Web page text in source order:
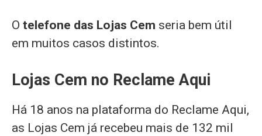
O telefone das Lojas Cem seria bem útil
em muitos casos distintos.
Lojas Cem no Reclame Aqui
Há 18 anos na plataforma do Reclame Aqui,
as Lojas Cem já recebeu mais de 132 mil